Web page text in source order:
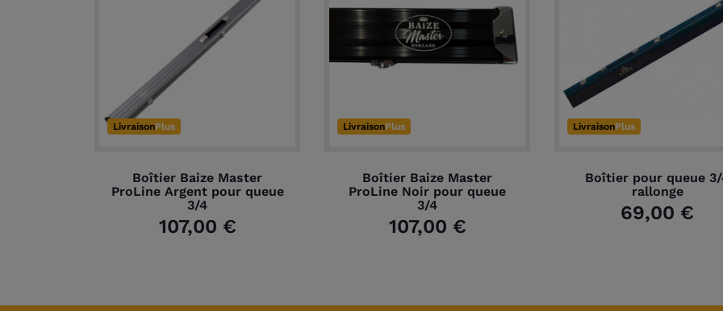
LivraisonPlus
Boîtier Baize Master
ProLine Argent pour queue
3/4
107,00 €
LivraisonPlus
Boîtier Baize Master
ProLine Noir pour queue
3/4
107,00 €
LivraisonPlus
Boîtier pour queue
rallonge
69,00 €